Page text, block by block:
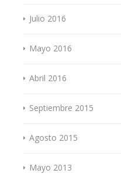
Julio 2016
Mayo 2016
Abril 2016
Septiembre 2015
Agosto 2015
Mayo 2013